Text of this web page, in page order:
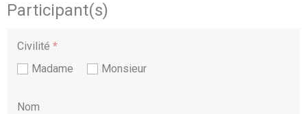
Participant(s)
Civilité *
Madame
Monsieur
Nom